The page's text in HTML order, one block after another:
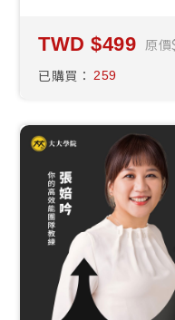
499 原價
已購買：
259